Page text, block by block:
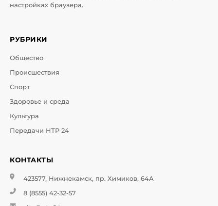
настройках браузера.
РУБРИКИ
Общество
Происшествия
Спорт
Здоровье и среда
Культура
Передачи НТР 24
КОНТАКТЫ
423577, Нижнекамск, пр. Химиков, 64А
8 (8555) 42-32-57